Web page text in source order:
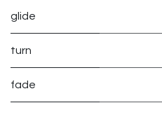
glide
turn
fade